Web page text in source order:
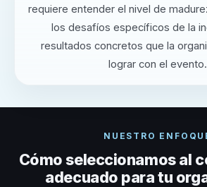
requiere entender el nivel de
los desafíos específicos de la
resultados concretos que la
lograr con el evento.
NUESTRO
Cómo seleccionamos al
adecuado para tu